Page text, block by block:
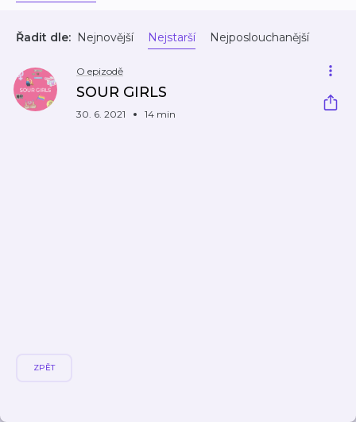
Řadit dle: Nejnovější Nejstarší Nejposlouchanější
O epizodě
SOUR GIRLS
30. 6. 2021 14 min
ZPĚT